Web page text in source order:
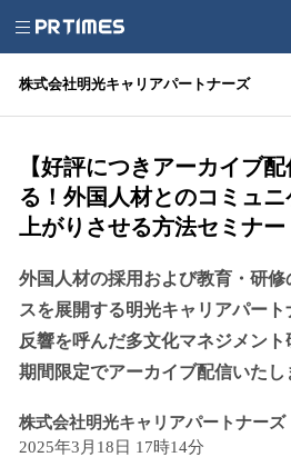
株式会社明光キャリアパートナーズ
【好評につきアーカイブ
る！外国人材とのコミュ
上がりさせる方法セミナー
外国人材の採用および教育・研
スを展開する明光キャリアパー
反響を呼んだ多文化マネジメン
期間限定でアーカイブ配信いたし
株式会社明光キャリアパートナーズ
2025年3月18日 17時14分